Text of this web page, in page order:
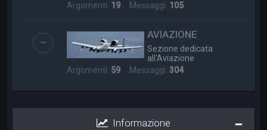
Argomenti: 19 Messaggi: 105
AVIAZIONE
Sezione dedicata
all'Aviazione
Argomenti: 59 Messaggi:304
Informazione